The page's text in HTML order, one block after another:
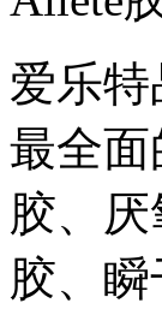
爱乐
最全
胶、
胶、